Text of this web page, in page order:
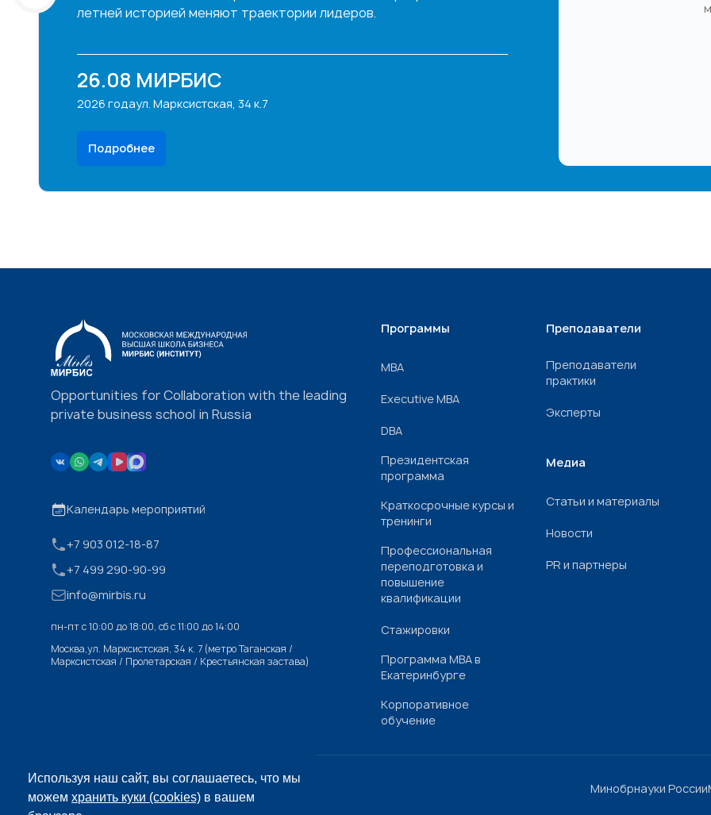
Используя наш сайт, вы соглашаетесь, что мы
можемхранить куки (cookies) в вашем
летней историей меняют траектории лидеров.
26.08
2026 года
МИРБИС
ул. Марксистская, 34 к.7
Подробнее
Opportunities for Collaboration with the leading
private business school in Russia
Календарь мероприятий
+7 903 012-18-87
+7 499 290-90-99
info@mirbis.ru
пн-пт с 10:00 до 18:00, cб с 11:00 до 14:00
Москва,ул. Марксистская, 34 к. 7 (метро Таганская /
Марксистская / Пролетарская / Крестьянская застава)
Программы
МВА
Executive MBA
DBA
Президентская
программа
Краткосрочные курсы и
тренинги
Профессиональная
переподготовка и
повышение
квалификации
Стажировки
Программа МВА в
Екатеринбурге
Корпоративное
обучение
Преподаватели
Преподаватели
практики
Эксперты
Медиа
Статьи и материалы
Новости
PR и партнеры
Минобрнауки России
© «МИРБИС», 2026